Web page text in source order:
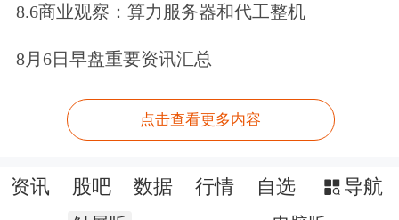
了董事长兼总裁张秋红、职工代表董事
兼副总裁董波涛、董事谢国声以及董事
原因，公告统一表述为“工作变动”。
为填补空缺，同时也是为了半导体业务
8.6商业观察：算力服务器和代工整机
8月6日早盘重要资讯汇总
点击查看更多内容
资讯 股吧 数据 行情 自选 导航